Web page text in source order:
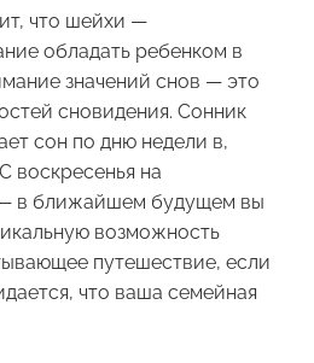
что шейхи —
обладать ребенком в
значений снов — это
сновидения. Сонник
сон по дню недели в,
воскресенья на
в ближайшем будущем вы
возможность
путешествие, если
что ваша семейная